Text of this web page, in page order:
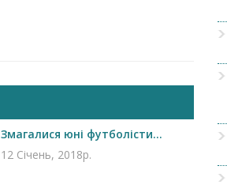
Змагалися юні футболісти...
12 Січень, 2018р.
Чеська компанія NAMZOR